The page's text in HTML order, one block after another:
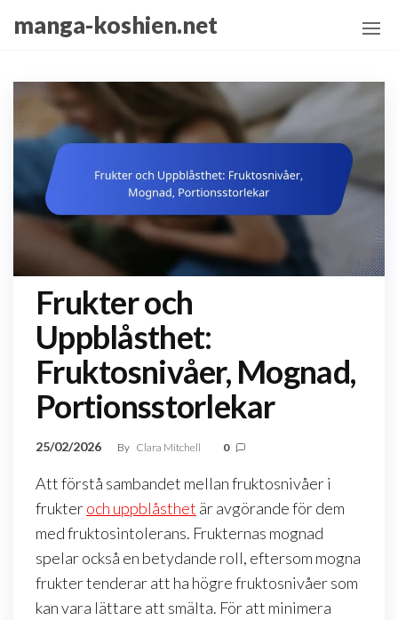
content
manga-koshien.net
Frukter och
Uppblåsthet:
Fruktosnivåer, Mognad,
Portionsstorlekar
25/02/2026 By Clara Mitchell 0
Att förstå sambandet mellan fruktosnivåer i
frukteroch uppblåsthet är avgörande för dem
med fruktosintolerans. Frukternas mognad
spelar också en betydande roll, eftersom mogna
frukter tenderar att ha högre fruktosnivåer som
kan vara lättare att smälta. För att minimera